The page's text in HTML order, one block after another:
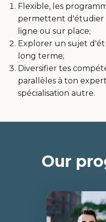
Flexible, les
permettent d'étudier
ligne ou sur place;
Explorer un sujet
long terme;
Diversifier tes
parallèles à ton
spécialisation autre.
Our